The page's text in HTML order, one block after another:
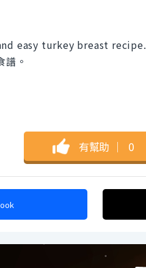
easy turkey breast recipe.
譜。
有幫助 ｜ 0